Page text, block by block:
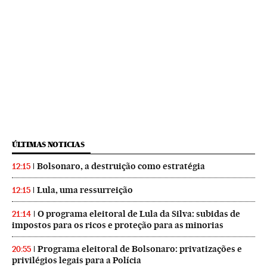
ÚLTIMAS NOTICIAS
12:15 Bolsonaro, a destruição como estratégia
12:15 Lula, uma ressurreição
21:14
O programa eleitoral de Lula da Silva: subidas de
impostos para os ricos e proteção para as minorias
20:55
Programa eleitoral de Bolsonaro: privatizações e
privilégios legais para a Polícia